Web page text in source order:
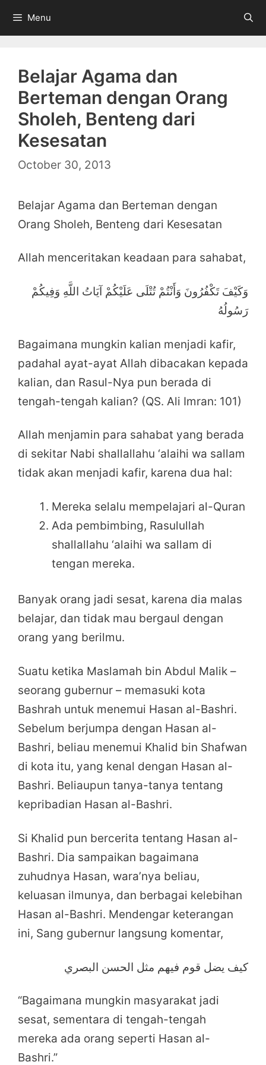
Menu
Belajar Agama dan
Berteman dengan Orang
Sholeh, Benteng dari
Kesesatan
October 30, 2013
Belajar Agama dan Berteman dengan
Orang Sholeh, Benteng dari Kesesatan
Allah menceritakan keadaan para sahabat,
وَكَيْفَ تَكْفُرُونَ وَأَنْتُمْ تُتْلَى عَلَيْكُمْ آيَاتُ اللَّهِ وَفِيكُمْ
رَسُولُهُ
Bagaimana mungkin kalian menjadi kafir,
padahal ayat-ayat Allah dibacakan kepada
kalian, dan Rasul-Nya pun berada di
tengah-tengah kalian? (QS. Ali Imran: 101)
Allah menjamin para sahabat yang berada
di sekitar Nabi shallallahu ‘alaihi wa sallam
tidak akan menjadi kafir, karena dua hal:
Mereka selalu mempelajari al-Quran
Ada pembimbing, Rasulullah
shallallahu ‘alaihi wa sallam di
tengan mereka.
Banyak orang jadi sesat, karena dia malas
belajar, dan tidak mau bergaul dengan
orang yang berilmu.
Suatu ketika Maslamah bin Abdul Malik –
seorang gubernur – memasuki kota
Bashrah untuk menemui Hasan al-Bashri.
Sebelum berjumpa dengan Hasan al-
Bashri, beliau menemui Khalid bin Shafwan
di kota itu, yang kenal dengan Hasan al-
Bashri. Beliaupun tanya-tanya tentang
kepribadian Hasan al-Bashri.
Si Khalid pun bercerita tentang Hasan al-
Bashri. Dia sampaikan bagaimana
zuhudnya Hasan, wara’nya beliau,
keluasan ilmunya, dan berbagai kelebihan
Hasan al-Bashri. Mendengar keterangan
ini, Sang gubernur langsung komentar,
كيف يضل قوم فيهم مثل الحسن البصري
“Bagaimana mungkin masyarakat jadi
sesat, sementara di tengah-tengah
mereka ada orang seperti Hasan al-
Bashri.”